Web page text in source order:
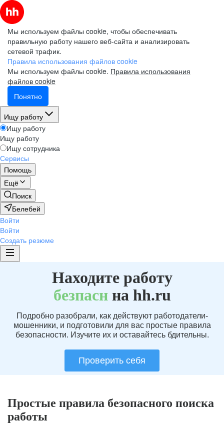
Мы используем файлы cookie, чтобы обеспечивать
правильную работу нашего веб-сайта и анализировать
сетевой трафик.
Правила использования файлов cookie
Мы используем файлы cookie. Правила использования
файлов cookie
Понятно
Ищу работу
Ищу работу
Ищу работу
Ищу сотрудника
Сервисы
Помощь
Ещё
Поиск
Белебей
Войти
Войти
Создать резюме
Находите работу
безпаснна hh.ru
Подробно разобрали, как действуют работодатели-
мошенники, и подготовили для вас простые правила
безопасности. Изучите их и оставайтесь бдительны.
Проверить себя
Простые правила безопасного поиска
работы